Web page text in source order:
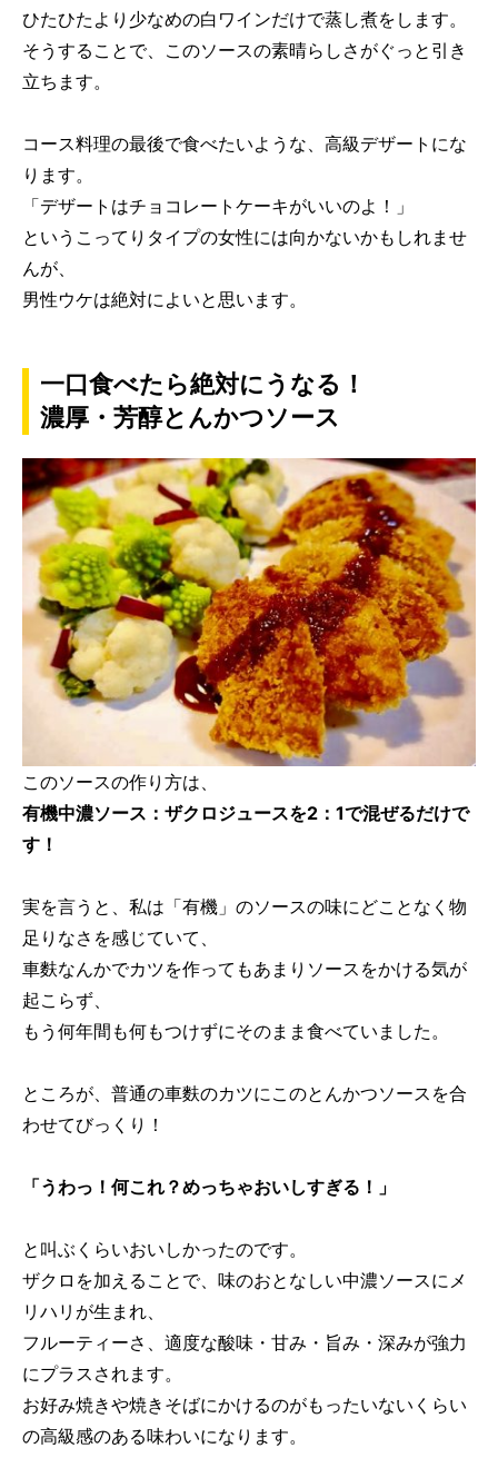
ひたひたより少なめの白ワインだけで蒸し煮をします。
そうすることで、このソースの素晴らしさがぐっと引き
立ちます。
コース料理の最後で食べたいような、高級デザートにな
ります。
「デザートはチョコレートケーキがいいのよ！」
というこってりタイプの女性には向かないかもしれませ
んが、
男性ウケは絶対によいと思います。
一口食べたら絶対にうなる！
濃厚・芳醇とんかつソース
このソースの作り方は、
有機中濃ソース：ザクロジュースを2：1で混ぜるだけで
す！
実を言うと、私は「有機」のソースの味にどことなく物
足りなさを感じていて、
車麩なんかでカツを作ってもあまりソースをかける気が
起こらず、
もう何年間も何もつけずにそのまま食べていました。
ところが、普通の車麩のカツにこのとんかつソースを合
わせてびっくり！
「うわっ！何これ？めっちゃおいしすぎる！」
と叫ぶくらいおいしかったのです。
ザクロを加えることで、味のおとなしい中濃ソースにメ
リハリが生まれ、
フルーティーさ、適度な酸味・甘み・旨み・深みが強力
にプラスされます。
お好み焼きや焼きそばにかけるのがもったいないくらい
の高級感のある味わいになります。